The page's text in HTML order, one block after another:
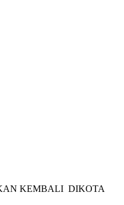
KEMBALI DIKOTA